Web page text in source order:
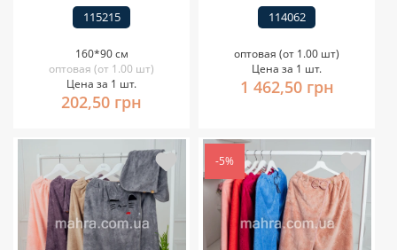
115215
160*90 см
оптовая (от 1.00 шт)
Цена за 1 шт.
202,50 грн
114062
оптовая (от 1.00 шт)
Цена за 1 шт.
1 462,50 грн
-5%